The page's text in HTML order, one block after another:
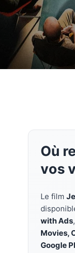
Où
vos
Le film
with Ads
Movies,
Google